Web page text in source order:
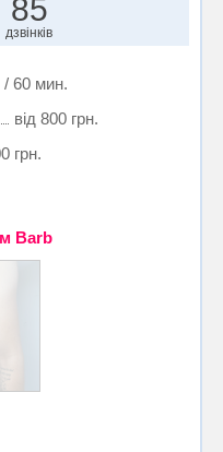
85
дзвінків
/ 60 мин.
від 800 грн.
грн.
Barb